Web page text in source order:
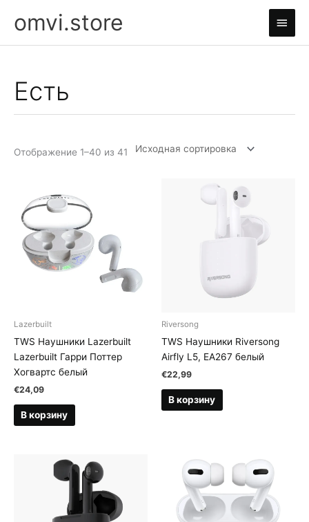
omvi.store
Есть
Отображение 1–40 из 41
Lazerbuilt
TWS Наушники Lazerbuilt
Lazerbuilt Гарри Поттер
Хогвартс белый
€24,09
В корзину
Riversong
TWS Наушники Riversong
Airfly L5, EA267 белый
€22,99
В корзину